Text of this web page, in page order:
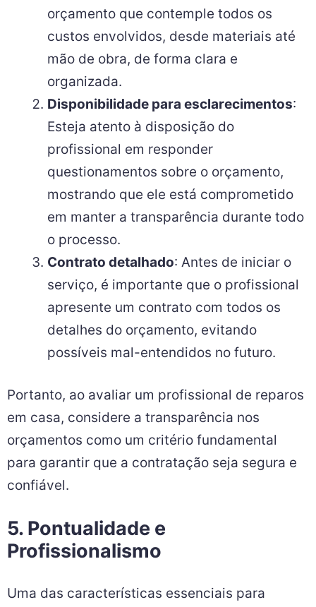
orçamento que contemple todos os
custos envolvidos, desde materiais até
mão de obra, de forma clara e
organizada.
Disponibilidade para esclarecimentos:
Esteja atento à disposição do
profissional em responder
questionamentos sobre o orçamento,
mostrando que ele está comprometido
em manter a transparência durante todo
o processo.
Contrato detalhado: Antes de iniciar o
serviço, é importante que o profissional
apresente um contrato com todos os
detalhes do orçamento, evitando
possíveis mal-entendidos no futuro.
Portanto, ao avaliar um profissional de reparos
em casa, considere a transparência nos
orçamentos como um critério fundamental
para garantir que a contratação seja segura e
confiável.
5. Pontualidade e
Profissionalismo
Uma das características essenciais para